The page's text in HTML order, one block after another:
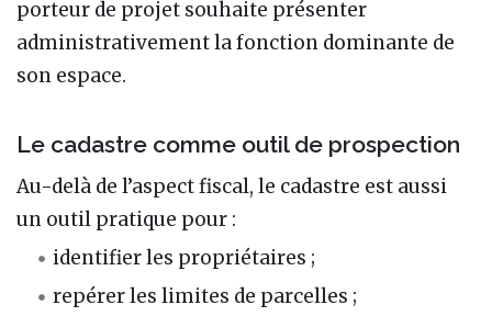
porteur de projet souhaite présenter
administrativement la fonction dominante de
son espace.
Le cadastre comme outil de prospection
Au-delà de l’aspect fiscal, le cadastre est aussi
un outil pratique pour :
identifier les propriétaires ;
repérer les limites de parcelles ;